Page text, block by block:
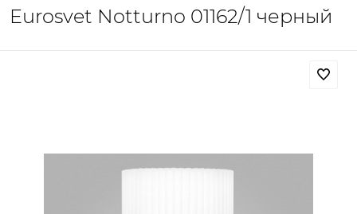
Eurosvet Notturno 01162/1 черный